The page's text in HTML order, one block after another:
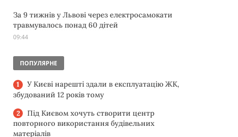
За 9 тижнів у Львові через електросамокати
травмувалось понад 60 дітей
09:44
ПОПУЛЯРНЕ
У Києві нарешті здали в експлуатацію ЖК,
збудований 12 років тому
Під Києвом хочуть створити центр
повторного використання будівельних
матеріалів